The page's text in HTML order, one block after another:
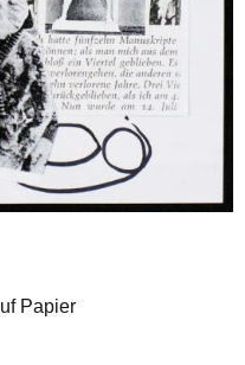
Papier